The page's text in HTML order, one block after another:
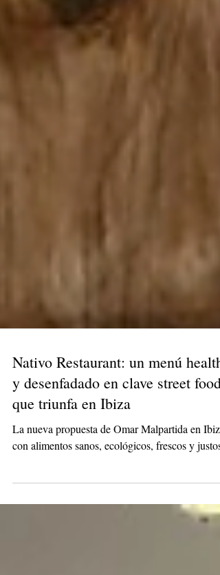
Nativo Restaurant: un menú healthy
y desenfadado en clave street food
que triunfa en Ibiza
con alimentos sanos, ecológicos, frescos y justos.